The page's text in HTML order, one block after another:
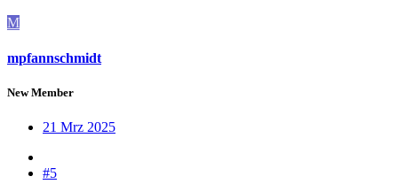
M
mpfannschmidt
New Member
21 Mrz 2025
#5